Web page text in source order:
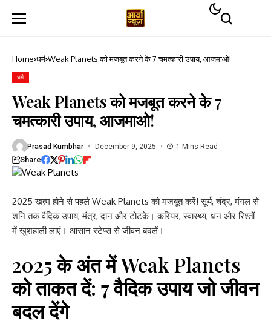
Home धर्म Weak Planets को मजबूत करने के 7 चमत्कारी उपाय, आजमाओ!
धर्म
Weak Planets को मजबूत करने के 7
चमत्कारी उपाय, आजमाओ!
Prasad Kumbhar December 9, 2025 1 Mins Read
Share
2025 खत्म होने से पहले Weak Planets को मजबूत करें! सूर्य, चंद्र, मंगल से
शनि तक वैदिक उपाय, मंत्र, दान और टोटके। करियर, स्वास्थ्य, धन और रिश्तों
में खुशहाली लाएं। आसान स्टेप्स से जीवन बदलें।
2025 के अंत में Weak Planets
को ताकत दें: 7 वैदिक उपाय जो जीवन
बदल देंगे